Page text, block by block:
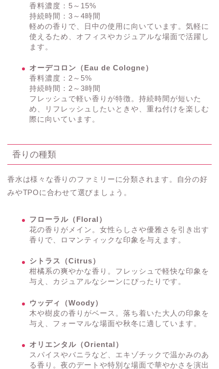
香料濃度：5～15%
持続時間：3～4時間
軽めの香りで、日中の使用に向いています。気軽に
使えるため、オフィスやカジュアルな場面で活躍し
ます。
オーデコロン（Eau de Cologne）
香料濃度：2～5%
持続時間：2～3時間
フレッシュで軽い香りが特徴。持続時間が短いた
め、リフレッシュしたいときや、重ね付けを楽しむ
際に向いています。
香りの種類
香水は様々な香りのファミリーに分類されます。自分の好
みやTPOに合わせて選びましょう。
フローラル（Floral）
花の香りがメイン。女性らしさや優雅さを引き出す
香りで、ロマンティックな印象を与えます。
シトラス（Citrus）
柑橘系の爽やかな香り。フレッシュで軽快な印象を
与え、カジュアルなシーンにぴったりです。
ウッディ（Woody）
木や樹皮の香りがベース。落ち着いた大人の印象を
与え、フォーマルな場面や秋冬に適しています。
オリエンタル（Oriental）
スパイスやバニラなど、エキゾチックで温かみのあ
る香り。夜のデートや特別な場面で華やかさを演出